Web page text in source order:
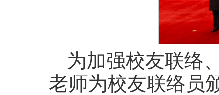
为加强校友联络
老师为校友联络员